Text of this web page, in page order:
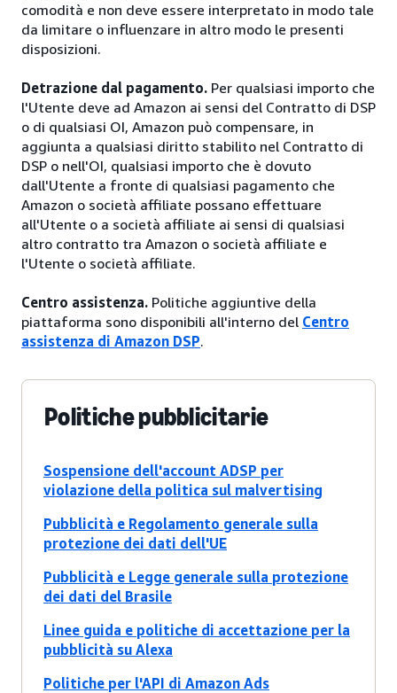
comodità e non deve essere interpretato in modo tale
da limitare o influenzare in altro modo le presenti
disposizioni.
Detrazione dal pagamento. Per qualsiasi importo che
l'Utente deve ad Amazon ai sensi del Contratto di DSP
o di qualsiasi OI, Amazon può compensare, in
aggiunta a qualsiasi diritto stabilito nel Contratto di
DSP o nell'OI, qualsiasi importo che è dovuto
dall'Utente a fronte di qualsiasi pagamento che
Amazon o società affiliate possano effettuare
all'Utente o a società affiliate ai sensi di qualsiasi
altro contratto tra Amazon o società affiliate e
l'Utente o società affiliate.
Centro assistenza. Politiche aggiuntive della
piattaforma sono disponibili all'interno del Centro
assistenza di Amazon DSP.
Politiche pubblicitarie
Sospensione dell'account ADSP per
violazione della politica sul malvertising
Pubblicità e Regolamento generale sulla
protezione dei dati dell'UE
Pubblicità e Legge generale sulla protezione
dei dati del Brasile
Linee guida e politiche di accettazione per la
pubblicità su Alexa
Politiche per l'API di Amazon Ads